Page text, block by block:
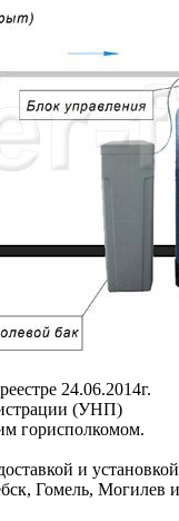
24.06.2014г.
(УНП)
горисполкомом.
и установкой
Гомель, Могилев и